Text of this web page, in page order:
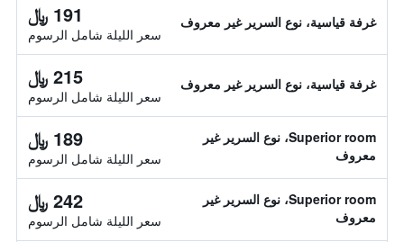
غرفة قياسية، نوع السرير غير معروف 191 ﷼
سعر الليلة شامل الرسوم
غرفة قياسية، نوع السرير غير معروف 215 ﷼
سعر الليلة شامل الرسوم
Superior room، نوع السرير غير
معروف
189 ﷼
سعر الليلة شامل الرسوم
Superior room، نوع السرير غير
معروف
242 ﷼
سعر الليلة شامل الرسوم